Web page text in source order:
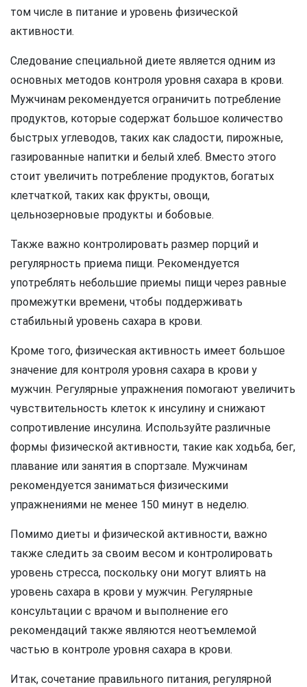
том числе в питание и уровень физической
активности.
Следование специальной диете является одним из
основных методов контроля уровня сахара в крови.
Мужчинам рекомендуется ограничить потребление
продуктов, которые содержат большое количество
быстрых углеводов, таких как сладости, пирожные,
газированные напитки и белый хлеб. Вместо этого
стоит увеличить потребление продуктов, богатых
клетчаткой, таких как фрукты, овощи,
цельнозерновые продукты и бобовые.
Также важно контролировать размер порций и
регулярность приема пищи. Рекомендуется
употреблять небольшие приемы пищи через равные
промежутки времени, чтобы поддерживать
стабильный уровень сахара в крови.
Кроме того, физическая активность имеет большое
значение для контроля уровня сахара в крови у
мужчин. Регулярные упражнения помогают увеличить
чувствительность клеток к инсулину и снижают
сопротивление инсулина. Используйте различные
формы физической активности, такие как ходьба, бег,
плавание или занятия в спортзале. Мужчинам
рекомендуется заниматься физическими
упражнениями не менее 150 минут в неделю.
Помимо диеты и физической активности, важно
также следить за своим весом и контролировать
уровень стресса, поскольку они могут влиять на
уровень сахара в крови у мужчин. Регулярные
консультации с врачом и выполнение его
рекомендаций также являются неотъемлемой
частью в контроле уровня сахара в крови.
Итак, сочетание правильного питания, регулярной